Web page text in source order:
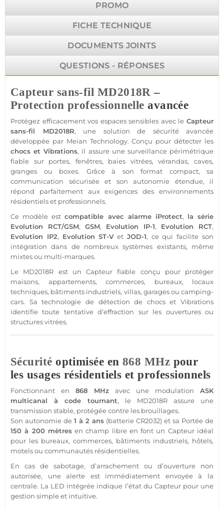
PROMO
FICHE TECHNIQUE
DOCUMENTS JOINTS
QUESTIONS - RÉPONSES
Capteur sans-fil MD2018R –
Protection professionnelle avancée
Protégez efficacement vos espaces sensibles avec le Capteur
sans-fil
MD2018R, une solution de sécuritéavancée
développée par Meian Technology. Conçu pour détecter les
chocs etVibrations, il assure une surveillancepérimétrique
fiable sur portes, fenêtres, baies vitrées, vérandas, caves,
granges ou boxes. Grâce à son format compact, sa
communication sécurisée et son autonomie étendue, il
répond parfaitement aux exigences des environnements
résidentiels et professionnels.
Ce modèle estcompatible avec alarme iProtect, la série
Evolution RCT/GSM, GSM, Evolution IP-1, Evolution RCT,
Evolution IP2, EvolutionST-Vet JOD-1, ce qui facilite son
intégration dans de nombreux systèmes existants, même
mixtes ou multi-marques.
Le MD2018R est un Capteur fiable conçu pour protéger
maisons, appartements, commerces, bureaux, locaux
techniques, bâtiments industriels, villas, garagesou camping-
cars. Sa technologie de détection de chocs et Vibrations
identifie toute tentative d’effraction sur les ouvertures ou
structures vitrées.
Sécurité optimisée en 868 MHz pour
les usages résidentiels et professionnels
Fonctionnant en 868 MHz avec une modulation ASK
multicanal à code tournant, le MD2018R assure une
transmission stable, protégée contre les brouillages.
Son autonomie de 1 à 2 ans (batterie CR2032) et sa Portée de
150 à 200 mètresen champ libre en font un Capteuridéal
pour les bureaux, commerces, bâtiments industriels, hôtels,
motelsou communautés résidentielles.
En cas de sabotage, d’arrachement ou d’ouverture non
autorisée, une alerte est immédiatement envoyée à la
centrale. La LED intégrée indique l’état du Capteurpour une
gestion simple et intuitive.